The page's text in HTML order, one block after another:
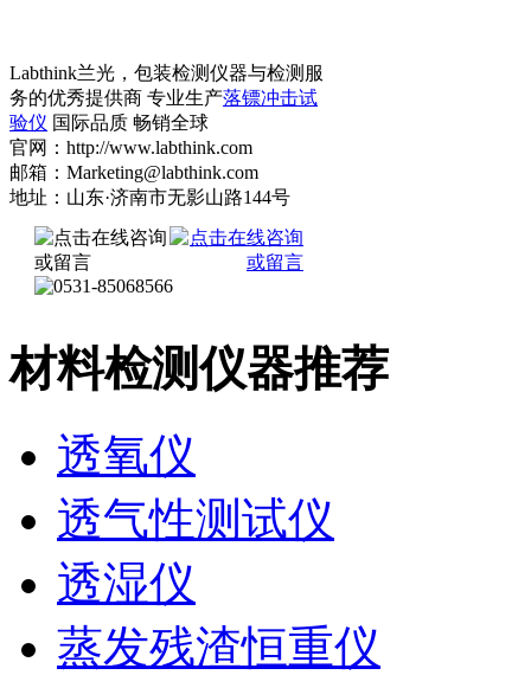
Labthink兰光，包装检测仪器与检测服
务的优秀提供商 专业生产落镖冲击试
验仪 国际品质 畅销全球
官网：http://www.labthink.com
邮箱：Marketing@labthink.com
地址：山东·济南市无影山路144号
材料检测仪器推荐
透氧仪
透气性测试仪
透湿仪
蒸发残渣恒重仪